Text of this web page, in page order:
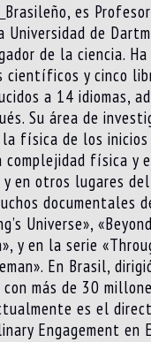
Brasileño, es
Universidad de
de la ciencia.
y cinco
a 14 idiomas,
Su área de
física de los
física y
en otros lugares del
documentales
Universe»,
y en la serie
En Brasil,
más de 30
es el
Engagement en